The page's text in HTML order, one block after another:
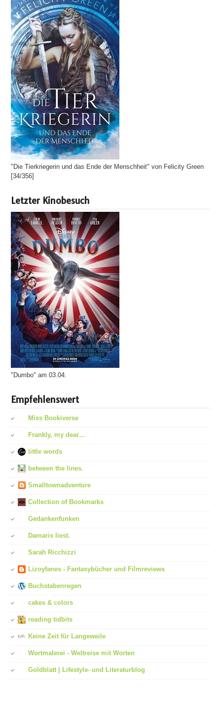
"Die Tierkriegerin und das Ende der Menschheit" von Felicity Green
[34/356]
Letzter Kinobesuch
"Dumbo" am 03.04.
Empfehlenswert
Miss Bookiverse
Frankly, my dear…
little words
between the lines.
Smalltownadventure
Collection of Bookmarks
Gedankenfunken
Damaris liest.
Sarah Ricchizzi
Lizoyfanes - Fantasybücher und Filmreviews
Buchstabenregen
cakes & colors
reading tidbits
Keine Zeit für Langeweile
Wortmalerei - Weltreise mit Worten
Goldblatt | Lifestyle- und Literaturblog